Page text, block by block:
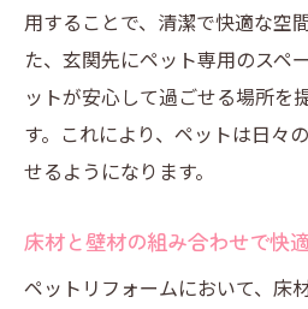
用することで、清潔で快適な空
た、玄関先にペット専用のスペ
ットが安心して過ごせる場所を
す。これにより、ペットは日々
せるようになります。
床材と壁材の組み合わせで快
ペットリフォームにおいて、床